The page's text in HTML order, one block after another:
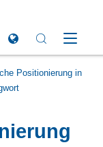
to call us
Positionierung in